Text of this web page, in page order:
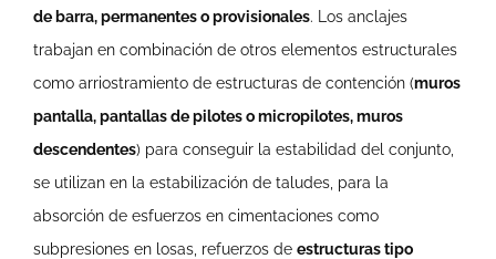
de barra, permanentes o provisionales. Los anclajes
trabajan en combinación de otros elementos estructurales
como arriostramiento de estructuras de contención (muros
pantalla, pantallas de pilotes o micropilotes, muros
descendentes) para conseguir la estabilidad del conjunto,
se utilizan en la estabilización de taludes, para la
absorción de esfuerzos en cimentaciones como
subpresiones en losas, refuerzos de estructuras tipo